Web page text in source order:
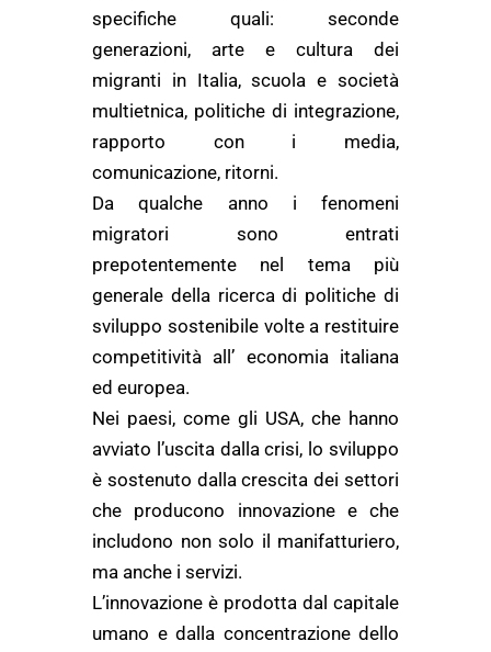
specifiche quali: seconde
generazioni, arte e cultura dei
migranti in Italia, scuola e società
multietnica, politiche di integrazione,
rapporto con i media,
comunicazione, ritorni.
Da qualche anno i fenomeni
migratori sono entrati
prepotentemente nel tema più
generale della ricerca di politiche di
sviluppo sostenibile volte a restituire
competitività all’ economia italiana
ed europea.
Nei paesi, come gli USA, che hanno
avviato l’uscita dalla crisi, lo sviluppo
è sostenuto dalla crescita dei settori
che producono innovazione e che
includono non solo il manifatturiero,
ma anche i servizi.
L’innovazione è prodotta dal capitale
umano e dalla concentrazione dello